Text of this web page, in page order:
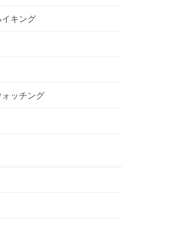
キング
ッチング